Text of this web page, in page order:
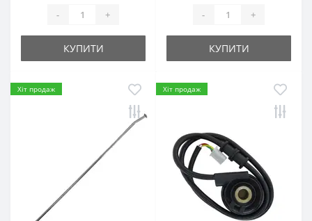
- +
КУПИТИ
- +
КУПИТИ
Хіт продаж Хіт продаж